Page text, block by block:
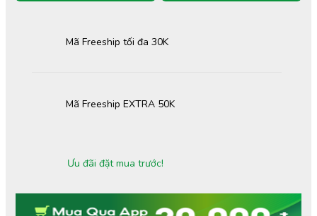
Mã Freeship EXTRA 50K
Mã Freeship tối đa 30K
Ưu đãi đặt mua trước!